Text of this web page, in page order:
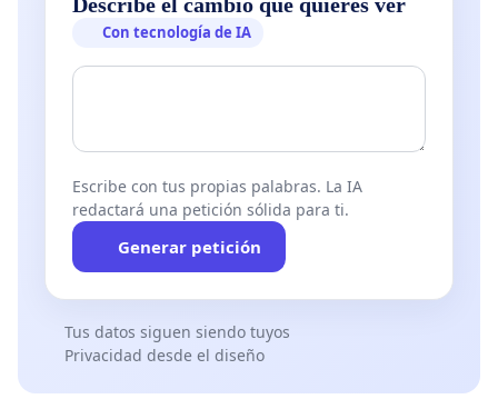
Con tecnología de IA
Escribe con tus propias palabras. La IA
redactará una petición sólida para ti.
Generar petición
Tus datos siguen siendo tuyos
Privacidad desde el diseño